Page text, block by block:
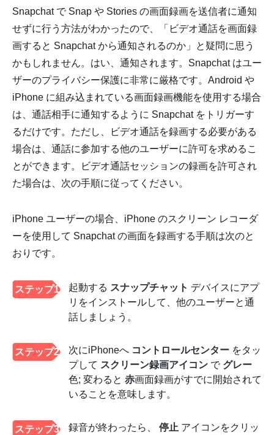
Snapchat で Snap や Stories の画面録画を送信者に通知
せずに行う方法がわかったので、「ビデオ通話を画面録
画すると Snapchat から通知されるのか」と疑問に思う
かもしれません。はい、通知されます。Snapchat はユー
ザーのプライバシー保護に非常に厳格です。Android や
iPhone に組み込まれている画面録画機能を使用する場合
は、通話相手に通知するように Snapchat をトリガーす
るだけです。ただし、ビデオ通話を録画する必要がある
場合は、通話に参加する他のユーザーに許可を求めるこ
とができます。ビデオ通話セッションの録画を許可され
た場合は、次の手順に従ってください。
iPhone ユーザーの場合、iPhone のスクリーン レコーダ
ーを使用して Snapchat の画面を録画する手順は次のと
おりです。
ステップ1 起動する スナップチャット デバイスにアプ
リをインストールして、他のユーザーと通
話しましょう。
ステップ2 次にiPhoneへ コントロールセンター をタッ
プして スクリーン録画アイコン で グレー
色; 変わると 赤画面録画がすでに開始されて
いることを意味します。
ステップ3 録音が終わったら、 停止 アイコンをクリッ